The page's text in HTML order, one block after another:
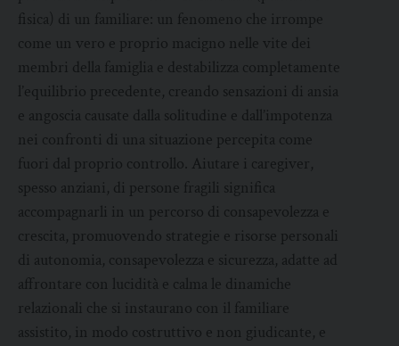
fisica) di un familiare: un fenomeno che irrompe
come un vero e proprio macigno nelle vite dei
membri della famiglia e destabilizza completamente
l’equilibrio precedente, creando sensazioni di ansia
e angoscia causate dalla solitudine e dall’impotenza
nei confronti di una situazione percepita come
fuori dal proprio controllo. Aiutare i caregiver,
spesso anziani, di persone fragili significa
accompagnarli in un percorso di consapevolezza e
crescita, promuovendo strategie e risorse personali
di autonomia, consapevolezza e sicurezza, adatte ad
affrontare con lucidità e calma le dinamiche
relazionali che si instaurano con il familiare
assistito, in modo costruttivo e non giudicante, e